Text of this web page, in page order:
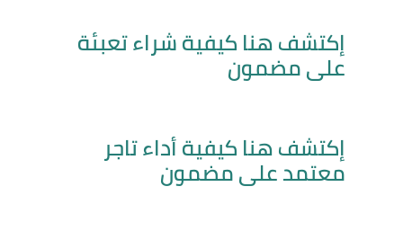
إكتشف هنا كيفية شراء تعبئة
على مضمون
إكتشف هنا كيفية أداء تاجر
معتمد على مضمون